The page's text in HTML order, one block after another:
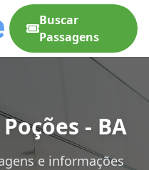
Buscar
Passagens
- BA
e informações